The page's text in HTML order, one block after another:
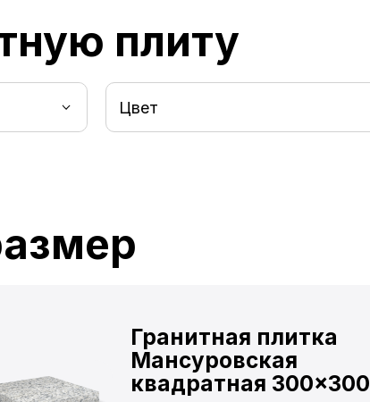
плиту
Цвет
Гранитная плитка
Мансуровская
квадратная 300×300